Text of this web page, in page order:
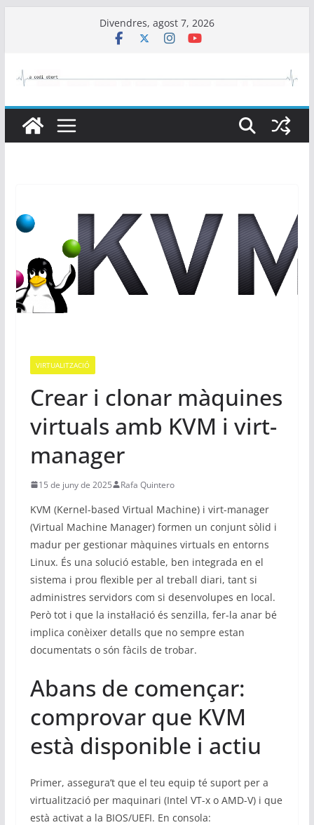
Divendres, agost 7, 2026
VIRTUALITZACIÓ
Crear i clonar màquines
virtuals amb KVM i virt-
manager
15 de juny de 2025 Rafa Quintero
KVM (Kernel-based Virtual Machine) i virt-manager
(Virtual Machine Manager) formen un conjunt sòlid i
madur per gestionar màquines virtuals en entorns
Linux. És una solució estable, ben integrada en el
sistema i prou flexible per al treball diari, tant si
administres servidors com si desenvolupes en local.
Però tot i que la instal·lació és senzilla, fer-la anar bé
implica conèixer detalls que no sempre estan
documentats o són fàcils de trobar.
Abans de començar:
comprovar que KVM
està disponible i actiu
Primer, assegura’t que el teu equip té suport per a
virtualització per maquinari (Intel VT-x o AMD-V) i que
està activat a la BIOS/UEFI. En consola: